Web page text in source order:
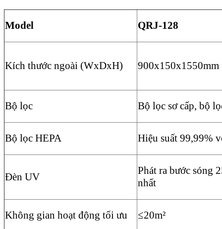
Model QRJ-128
Kích thước ngoài (WxDxH) 900x150x1550mm
Bộ lọc Bộ lọc sơ cấp, bộ
Bộ lọc HEPA Hiệu suất 99,99%
Đèn UV
Phát ra bước sóng
nhất
Không gian hoạt động tối ưu ≤20m²